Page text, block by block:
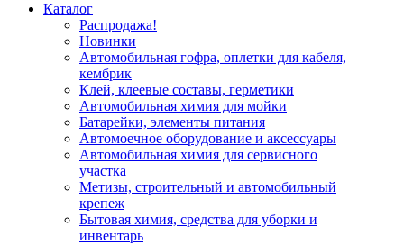
Каталог
Распродажа!
Новинки
Автомобильная гофра, оплетки для кабеля,
кембрик
Клей, клеевые составы, герметики
Автомобильная химия для мойки
Батарейки, элементы питания
Автомоечное оборудование и аксессуары
Автомобильная химия для сервисного
участка
Метизы, строительный и автомобильный
крепеж
Бытовая химия, средства для уборки и
инвентарь